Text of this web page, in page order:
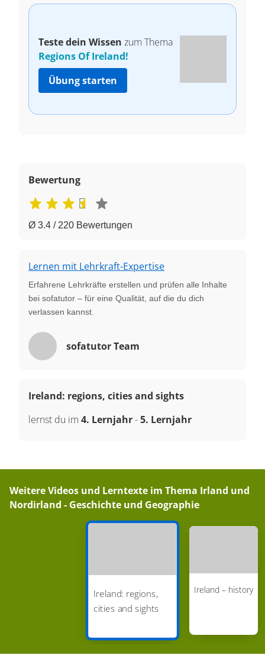
Teste dein Wissen zum Thema
Regions Of Ireland!
Übung starten
Bewertung
Ø 3.4 / 220 Bewertungen
Lernen mit Lehrkraft-Expertise
Erfahrene Lehrkräfte erstellen und prüfen alle Inhalte
bei sofatutor – für eine Qualität, auf die du dich
verlassen kannst.
sofatutor Team
Ireland: regions, cities and sights
lernst du im 4. Lernjahr-5. Lernjahr
Weitere Videos und Lerntexte im Thema Irland und
Nordirland - Geschichte und Geographie
Ireland: regions,
cities and sights
Ireland – history